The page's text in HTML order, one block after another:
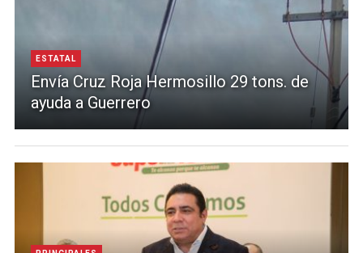
ESTATAL
Envía Cruz Roja Hermosillo 29 tons. de
ayuda a Guerrero